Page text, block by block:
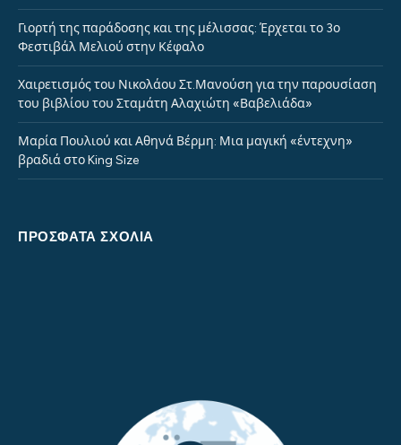
Γιορτή της παράδοσης και της μέλισσας: Έρχεται το 3ο
Φεστιβάλ Μελιού στην Κέφαλο
Χαιρετισμός του Νικολάου Στ.Μανούση για την παρουσίαση
του βιβλίου του Σταμάτη Αλαχιώτη «Βαβελιάδα»
Μαρία Πουλιού και Αθηνά Βέρμη: Μια μαγική «έντεχνη»
βραδιά στο King Size
ΠΡΌΣΦΑΤΑ ΣΧΌΛΙΑ